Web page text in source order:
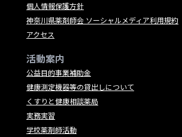
個人情報保護方針
神奈川県薬剤師会 ソーシャルメディア利用規約
アクセス
活動案内
公益目的事業補助金
健康測定機器等の貸出しについて
くすりと健康相談薬局
実務実習
学校薬剤師活動